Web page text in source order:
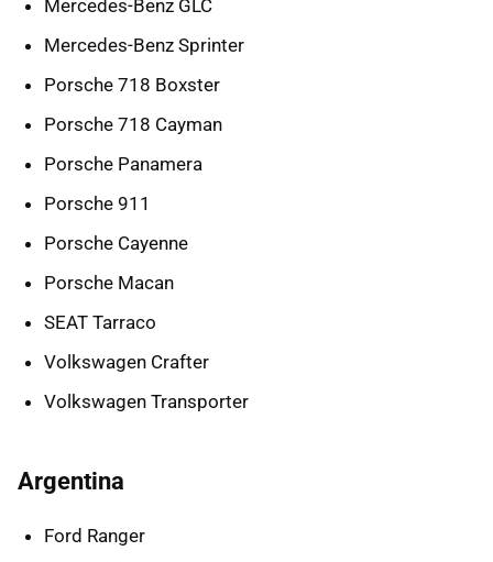
Mercedes-Benz GLC
Mercedes-Benz Sprinter
Porsche 718 Boxster
Porsche 718 Cayman
Porsche Panamera
Porsche 911
Porsche Cayenne
Porsche Macan
SEAT Tarraco
Volkswagen Crafter
Volkswagen Transporter
Argentina
Ford Ranger